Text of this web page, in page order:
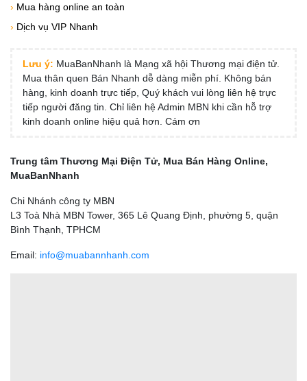
› Mua hàng online an toàn
› Dịch vụ VIP Nhanh
Lưu ý: MuaBanNhanh là Mạng xã hội Thương mại điện tử.
Mua thân quen Bán Nhanh dễ dàng miễn phí. Không bán
hàng, kinh doanh trực tiếp, Quý khách vui lòng liên hệ trực
tiếp người đăng tin. Chỉ liên hệ Admin MBN khi cần hỗ trợ
kinh doanh online hiệu quả hơn. Cám ơn
Trung tâm Thương Mại Điện Tử, Mua Bán Hàng Online,
MuaBanNhanh
Chi Nhánh công ty MBN
L3 Toà Nhà MBN Tower, 365 Lê Quang Định, phường 5, quận
Bình Thạnh, TPHCM
Email: info@muabannhanh.com